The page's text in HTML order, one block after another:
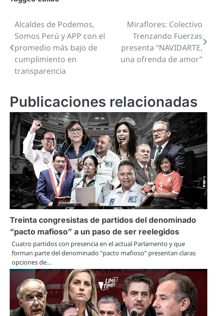
Navegación
de
entradas
Alcaldes de Podemos,
Somos Perú y APP con el
promedio más bajo de
cumplimiento en
transparencia
Miraflores: Colectivo
Trenzando Fuerzas
presenta “NAVIDARTE,
una ofrenda de amor”
Publicaciones relacionadas
Treinta congresistas de partidos del denominado
“pacto mafioso” a un paso de ser reelegidos
Cuatro partidos con presencia en el actual Parlamento y que
forman parte del denominado “pacto mafioso” presentan claras
opciones de…